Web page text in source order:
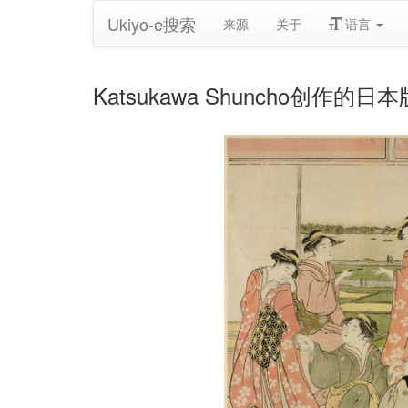
Ukiyo-e搜索 来源 关于 语言
Katsukawa Shuncho创作的日本